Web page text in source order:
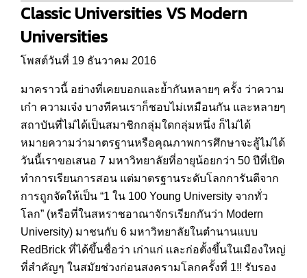
Classic Universities VS Modern
Universities
โพสต์วันที่ 19 ธันวาคม 2016
มาคราวนี้ อย่างที่เคยบอกและย้ำกันหลายๆ ครั้ง ว่าความ
เก๋า ความเจ๋ง บางทีคนเราก็ชอบไม่เหมือนกัน และหลายๆ
สถาบันที่ไม่ได้เป็นสมาชิกกลุ่มใดกลุ่มหนึ่ง ก็ไม่ได้
หมายความว่ามาตรฐานหรือคุณภาพการศึกษาจะสู้ไม่ได้
วันนี้เราขอเสนอ 7 มหาวิทยาลัยที่อายุน้อยกว่า 50 ปีที่เปิด
ทำการเรียนการสอน แต่มาตรฐานระดับโลกการันตีจาก
การถูกจัดให้เป็น “1 ใน 100 Young University จากทั่ว
โลก” (หรือที่ในสหราชอาณาจักรเรียกกันว่า Modern
University) มาชนกับ 6 มหาวิทยาลัยในตำนานแบบ
RedBrick ที่ได้ขึ้นชื่อว่า เก่าแก่ และก่อตั้งขึ้นในเมืองใหญ่
ที่สำคัญๆ ในสมัยช่วงก่อนสงครามโลกครั้งที่ 1!! รับรอง